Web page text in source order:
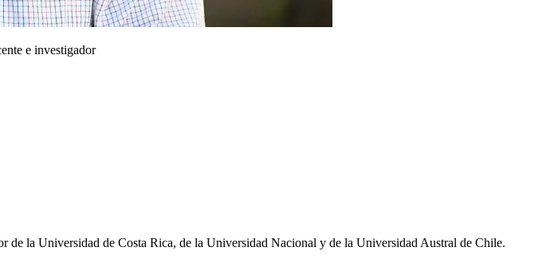
e investigador
de la Universidad de Costa Rica, de la Universidad Nacional y de la Universidad Austral de Chile.